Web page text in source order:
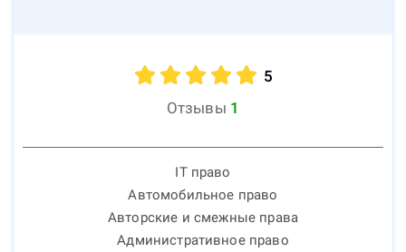
5
Отзывы 1
IT право
Автомобильное право
Авторские и смежные права
Административное право